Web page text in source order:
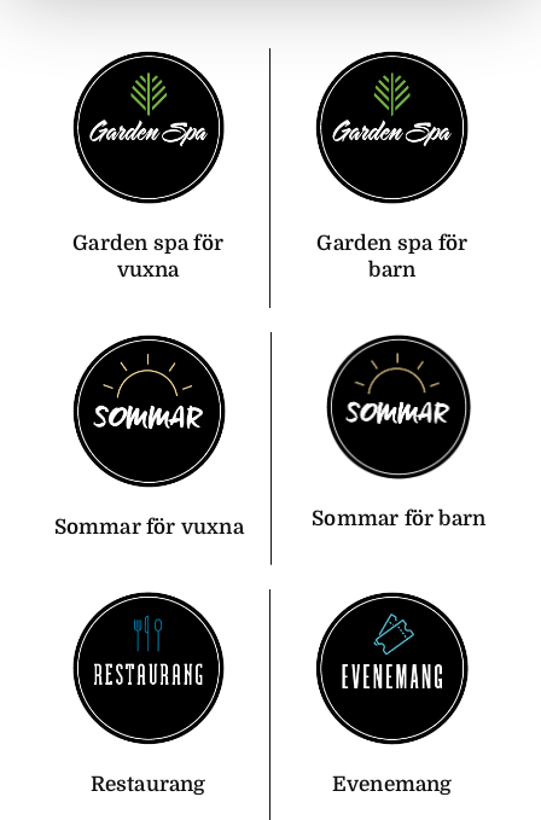
Garden spa för
vuxna
Garden spa för
barn
Sommar för vuxna Sommar för barn
Restaurang Evenemang